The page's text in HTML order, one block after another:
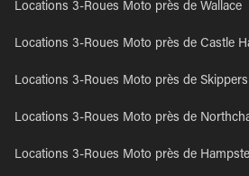
Locations 3-Roues Moto près de Wallace
Locations 3-Roues Moto près de Castle
Locations 3-Roues Moto près de
Locations 3-Roues Moto près de
Locations 3-Roues Moto près de